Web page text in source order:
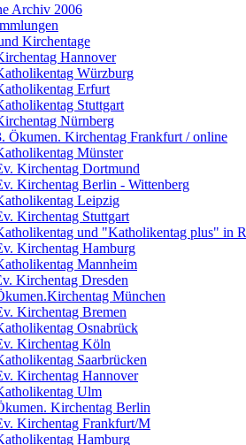
Archiv 2006
Kirchentage
Hannover
Würzburg
Erfurt
Stuttgart
Nürnberg
Ökumen. Kirchentag Frankfurt / online
Münster
Kirchentag Dortmund
Kirchentag Berlin - Wittenberg
Leipzig
Kirchentag Stuttgart
und "Katholikentag plus" in
Kirchentag Hamburg
Mannheim
Kirchentag Dresden
München
Kirchentag Bremen
Osnabrück
Kirchentag Köln
Saarbrücken
Kirchentag Hannover
Ulm
Kirchentag Berlin
Kirchentag Frankfurt/M
Hamburg